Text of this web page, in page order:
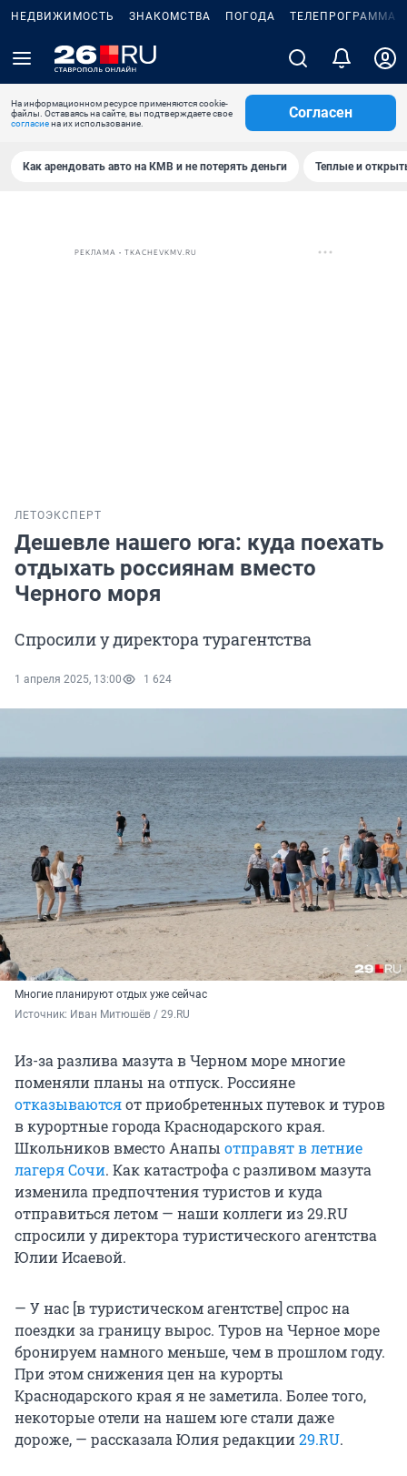
НЕДВИЖИМОСТЬ ЗНАКОМСТВА ПОГОДА ТЕЛЕПРОГРАММА
На информационном ресурсе применяются cookie-
файлы. Оставаясь на сайте, вы подтверждаете свое
согласиена их использование.
Согласен
Как арендовать авто на КМВ и не потерять деньги Теплые и
РЕКЛАМА • TKACHEVKMV.RU
ЛЕТОЭКСПЕРТ
Дешевле нашего юга: куда поехать
отдыхать россиянам вместо
Черного моря
Спросили у директора турагентства
1 апреля 2025, 13:00 1 624
Многие планируют отдых уже сейчас
Источник: Иван Митюшёв / 29.RU
Из-за разлива мазута в Черном море многие
поменяли планы на отпуск. Россияне
отказываютсяот приобретенных путевок и туров
в курортные города Краснодарского края.
Школьников вместо Анапы отправят в летние
лагеря Сочи. Как катастрофа с разливом мазута
изменила предпочтения туристов и куда
отправиться летом — наши коллеги из 29.RU
спросили у директора туристического агентства
Юлии Исаевой.
— У нас [в туристическом агентстве] спрос на
поездки за границу вырос. Туров на Черное море
бронируем намного меньше, чем в прошлом году.
При этом снижения цен на курорты
Краснодарского края я не заметила. Более того,
некоторые отели на нашем юге стали даже
дороже, — рассказала Юлия редакции29.RU.